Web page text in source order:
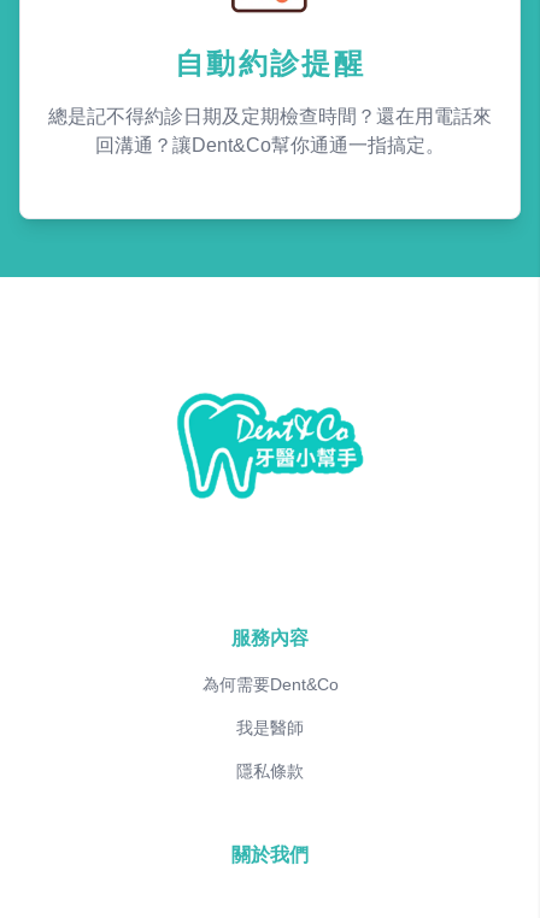
自動約診提醒
總是記不得約診日期及定期檢查時間？還在用電話來
回溝通？讓Dent&Co幫你通通一指搞定。
服務內容
為何需要Dent&Co
我是醫師
隱私條款
關於我們